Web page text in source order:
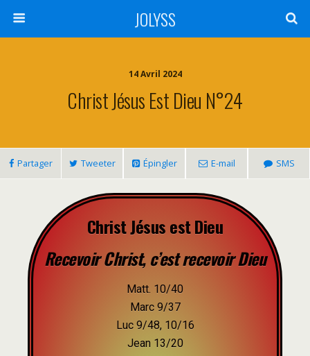
JOLYSS
14 Avril 2024
Christ Jésus Est Dieu N°24
Partager Tweeter Épingler E-mail SMS
Christ Jésus est Dieu
Recevoir Christ, c’est recevoir Dieu
Matt. 10/40
Marc 9/37
Luc 9/48, 10/16
Jean 13/20